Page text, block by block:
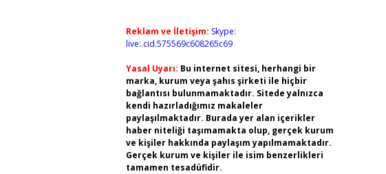
Reklam ve İletişim: Skype:
live:.cid.575569c608265c69
Yasal Uyarı: Bu internet sitesi, herhangi bir
marka, kurum veya şahıs şirketi ile hiçbir
bağlantısı bulunmamaktadır. Sitede yalnızca
kendi hazırladığımız makaleler
paylaşılmaktadır. Burada yer alan içerikler
haber niteliği taşımamakta olup, gerçek kurum
ve kişiler hakkında paylaşım yapılmamaktadır.
Gerçek kurum ve kişiler ile isim benzerlikleri
tamamen tesadüfidir.